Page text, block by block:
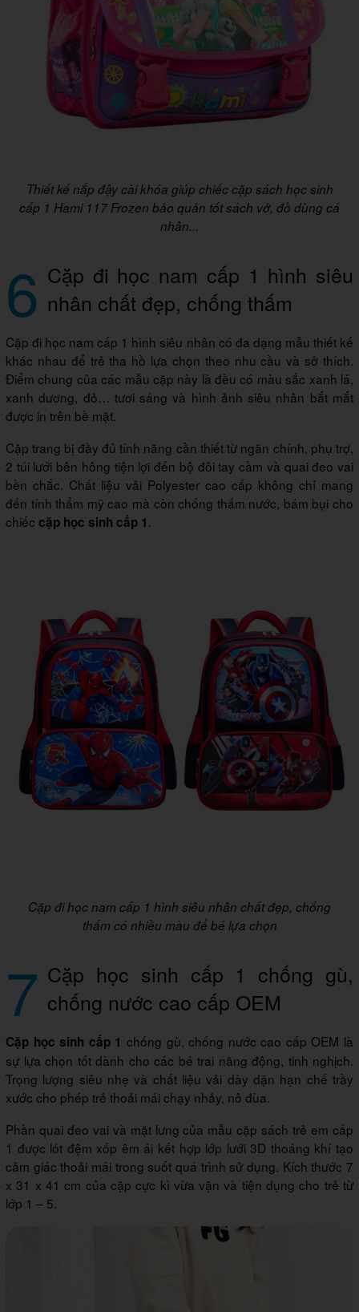
Thiết kế nắp đậy cài khóa giúp chiếc cặp sách học sinh
cấp 1 Hami 117 Frozen bảo quản tốt sách vở, đồ dùng cá
nhân...
6 Cặp đi học nam cấp 1 hình siêu
nhân chất đẹp, chống thấm
Cặp đi học nam cấp 1 hình siêu nhân có đa dạng mẫu thiết kế
khác nhau để trẻ tha hồ lựa chọn theo nhu cầu và sở thích.
Điểm chung của các mẫu cặp này là đều có màu sắc xanh lá,
xanh dương, đỏ… tươi sáng và hình ảnh siêu nhân bắt mắt
được in trên bề mặt.
Cặp trang bị đầy đủ tính năng cần thiết từ ngăn chính, phụ trợ,
2 túi lưới bên hông tiện lợi đến bộ đôi tay cầm và quai đeo vai
bền chắc. Chất liệu vải Polyester cao cấp không chỉ mang
đến tính thẩm mỹ cao mà còn chống thấm nước, bám bụi cho
chiếc cặp học sinh cấp 1 .
Cặp đi học nam cấp 1 hình siêu nhân chất đẹp, chống
thấm có nhiều màu để bé lựa chọn
7 Cặp học sinh cấp 1 chống gù,
chống nước cao cấp OEM
Cặp học sinh cấp 1 chống gù, chống nước cao cấp OEM là
sự lựa chọn tốt dành cho các bé trai năng động, tinh nghịch.
Trọng lượng siêu nhẹ và chất liệu vải dày dặn hạn chế trầy
xước cho phép trẻ thoải mái chạy nhảy, nô đùa.
Phần quai đeo vai và mặt lưng của mẫu cặp sách trẻ em cấp
1 được lót đệm xốp êm ái kết hợp lớp lưới 3D thoáng khí tạo
cảm giác thoải mái trong suốt quá trình sử dụng. Kích thước 7
x 31 x 41 cm của cặp cực kì vừa vặn và tiện dụng cho trẻ từ
lớp 1 – 5.